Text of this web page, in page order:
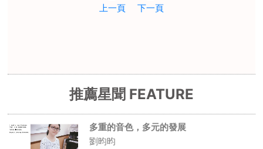
上一頁 下一頁
推薦星聞 FEATURE
多重的音色，多元的發展
劉昀昀